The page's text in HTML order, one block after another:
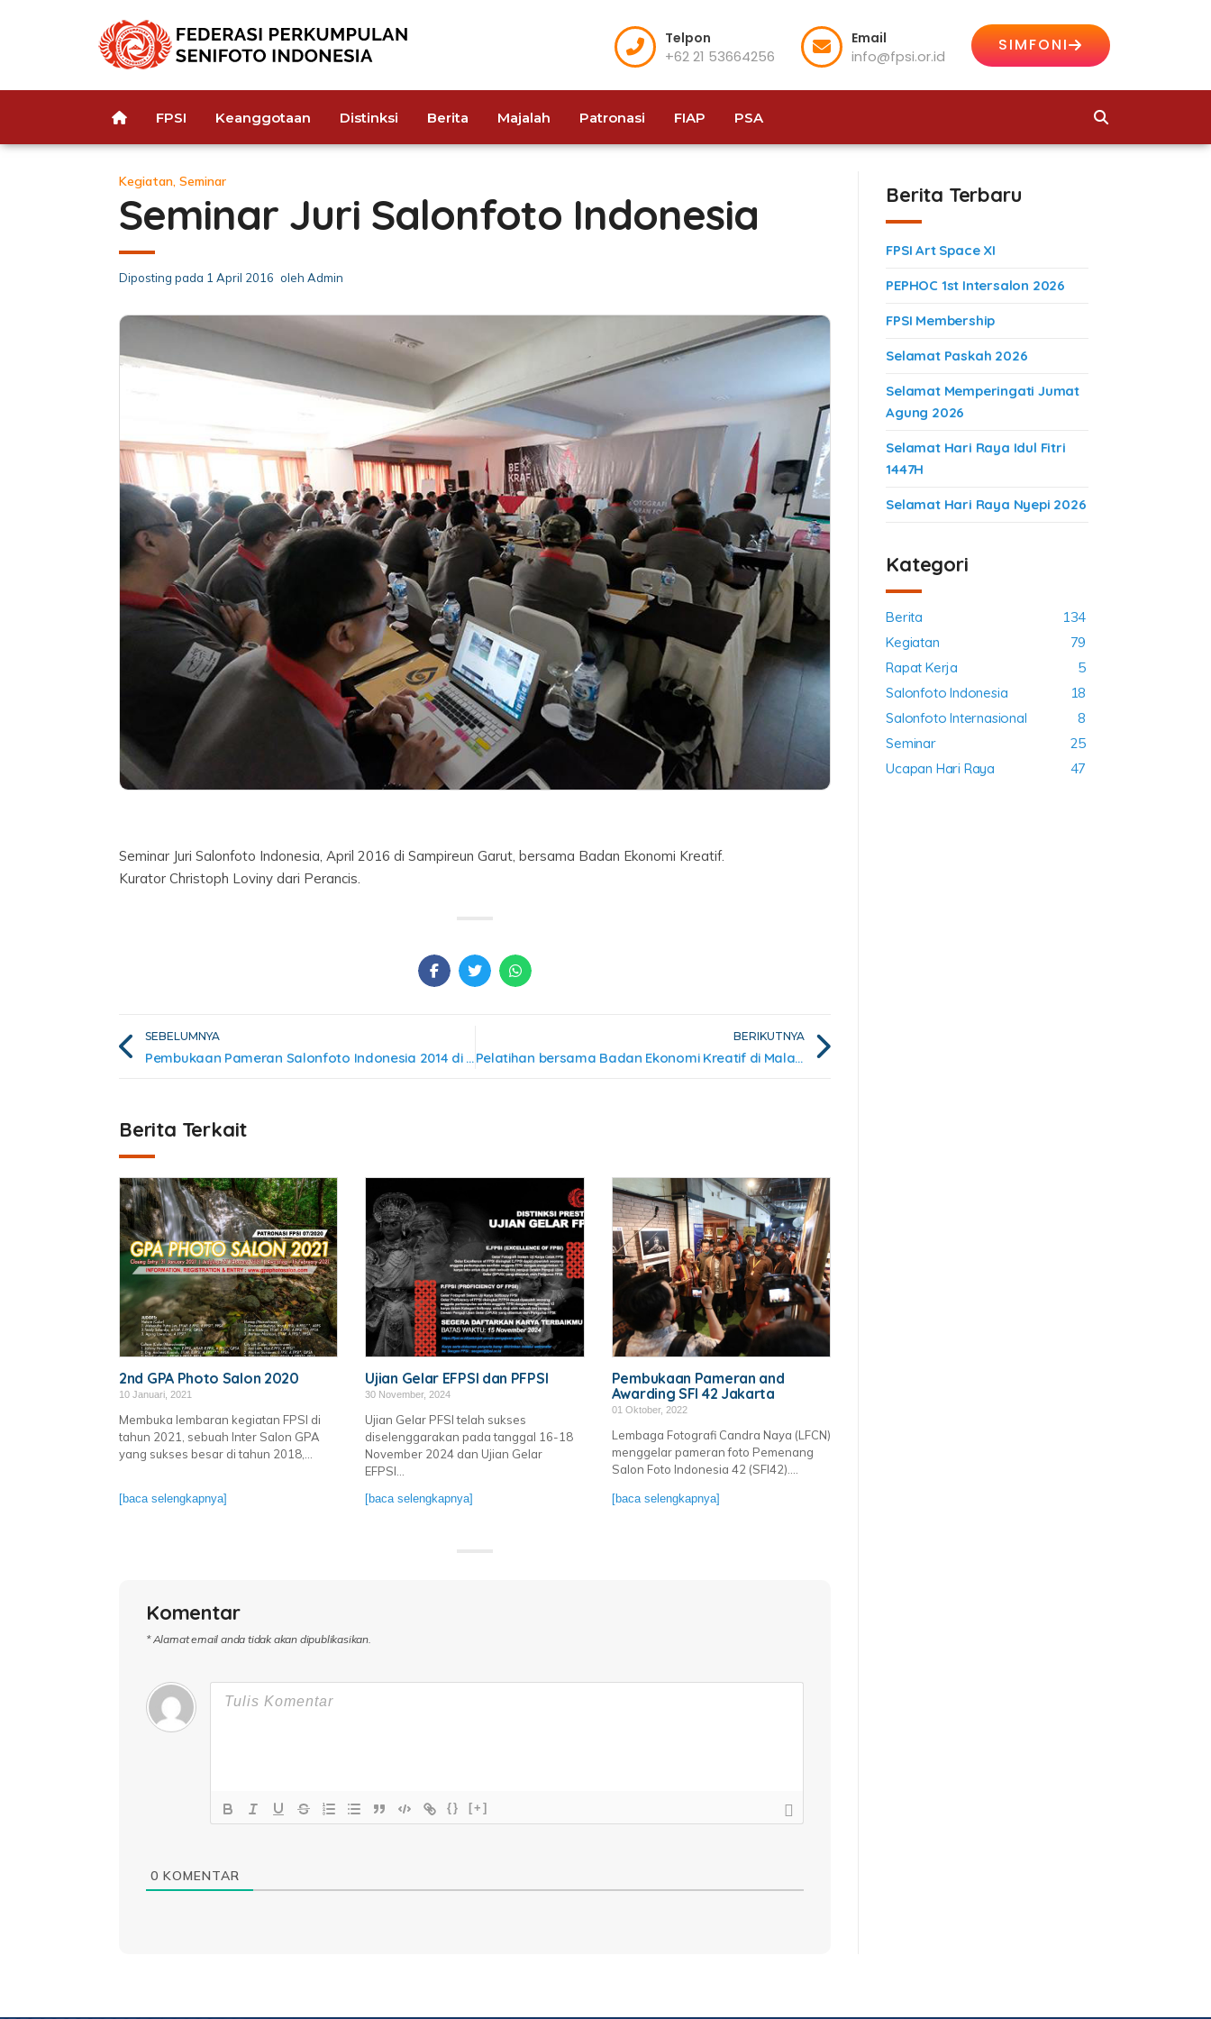
Telpon
+62 21 53664256
Email
info@fpsi.or.id
SIMFONI
FPSI Keanggotaan Distinksi Berita Majalah Patronasi FIAP PSA
Kegiatan, Seminar
Seminar Juri Salonfoto Indonesia
Diposting pada 1 April 2016 oleh Admin
Seminar Juri Salonfoto Indonesia, April 2016 di Sampireun Garut, bersama Badan Ekonomi Kreatif.
Kurator Christoph Loviny dari Perancis.
SEBELUMNYA
Pembukaan Pameran Salonfoto Indonesia 2014 di Medan
BERIKUTNYA
Pelatihan bersama Badan Ekonomi Kreatif di Malang
Berita Terkait
2nd GPA Photo Salon 2020
10 Januari, 2021
Membuka lembaran kegiatan FPSI di
tahun 2021, sebuah Inter Salon GPA
yang sukses besar di tahun 2018,...
[baca selengkapnya]
Ujian Gelar EFPSI dan PFPSI
30 November, 2024
Ujian Gelar PFSI telah sukses
diselenggarakan pada tanggal 16-18
November 2024 dan Ujian Gelar
EFPSI...
[baca selengkapnya]
Pembukaan Pameran and
Awarding SFI 42 Jakarta
01 Oktober, 2022
Lembaga Fotografi Candra Naya (LFCN)
menggelar pameran foto Pemenang
Salon Foto Indonesia 42 (SFI42)....
[baca selengkapnya]
Komentar
* Alamat email anda tidak akan dipublikasikan.
{} [+]
0 KOMENTAR
Berita Terbaru
FPSI Art Space XI
PEPHOC 1st Intersalon 2026
FPSI Membership
Selamat Paskah 2026
Selamat Memperingati Jumat
Agung 2026
Selamat Hari Raya Idul Fitri
1447H
Selamat Hari Raya Nyepi 2026
Kategori
Berita
134
Kegiatan
79
Rapat Kerja
5
Salonfoto Indonesia
18
Salonfoto Internasional
8
Seminar
25
Ucapan Hari Raya
47